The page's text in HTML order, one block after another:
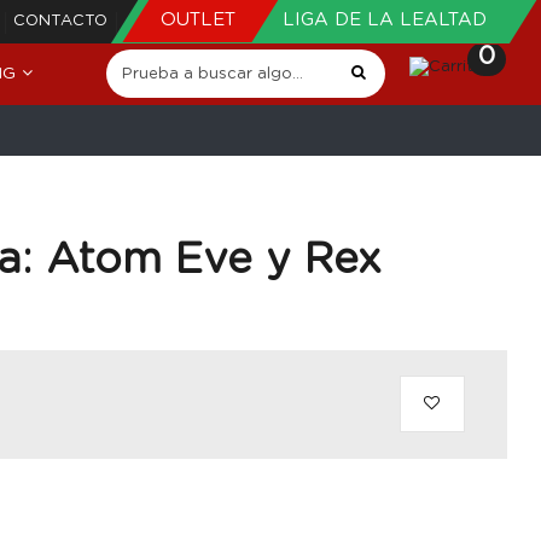
CONTACTO OUTLET LIGA DE LA LEALTAD
0
Atom Eve y Rex